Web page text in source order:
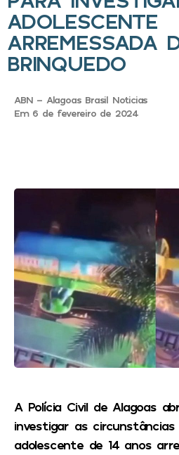
ADOLESCENTE
ARREMESSADA
BRINQUEDO
ABN - Alagoas Brasil Noticias
Em 6 de fevereiro de 2024
A Polícia Civil de Alagoas
investigar as
adolescente de 14 anos